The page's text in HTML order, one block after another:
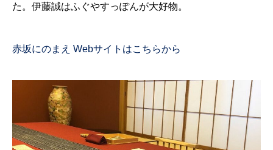
た。伊藤誠はふぐやすっぽんが大好物。
赤坂にのまえ Webサイトはこちらから